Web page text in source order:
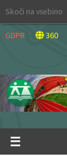
Skip
content
Skoči na vsebino
GDPR 360